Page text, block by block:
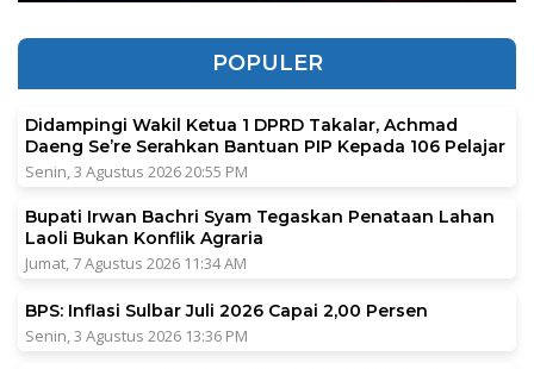
POPULER
Didampingi Wakil Ketua 1 DPRD Takalar, Achmad
Daeng Se’re Serahkan Bantuan PIP Kepada 106 Pelajar
Senin, 3 Agustus 2026 20:55 PM
Bupati Irwan Bachri Syam Tegaskan Penataan Lahan
Laoli Bukan Konflik Agraria
Jumat, 7 Agustus 2026 11:34 AM
BPS: Inflasi Sulbar Juli 2026 Capai 2,00 Persen
Senin, 3 Agustus 2026 13:36 PM